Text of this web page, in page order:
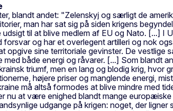
blandt andet: "Zelenskyj og særligt de
man har sat sig på siden krigens
til at blive medlem af EU og Nato. [...]
og har et overlegent artilleri og nok
opgive sine territoriale gevinster. De
både energi og råvarer. [...] Som blandt
triumf, men en lang og blodig krig,
højere priser og manglende energi,
må altså formodes at blive mindre med
nu at være enighed blandt mange
udgange på krigen: noget, der